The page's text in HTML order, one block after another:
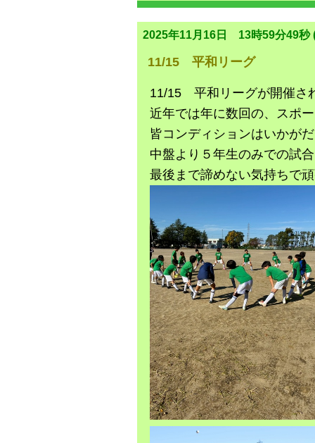
2025年11月16日 13時59分49秒
11/15 平和リーグ
11/15 平和リーグが開催さ
近年では年に数回の、スポ
皆コンディションはいかが
中盤より５年生のみでの試
最後まで諦めない気持ちで